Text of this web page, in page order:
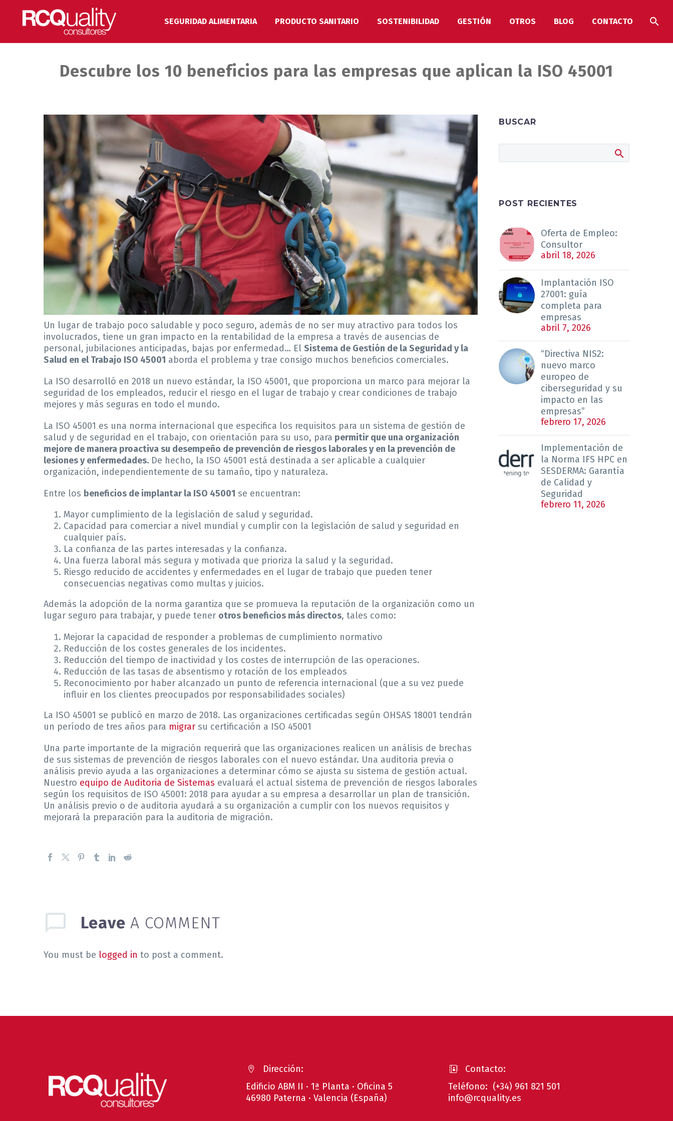
SEGURIDAD ALIMENTARIA PRODUCTO SANITARIO SOSTENIBILIDAD GESTIÓN OTROS BLOG CONTACTO
Descubre los 10 beneficios para las empresas que aplican la ISO 45001
Un lugar de trabajo poco saludable y poco seguro, además de no ser muy atractivo para todos los
involucrados, tiene un gran impacto en la rentabilidad de la empresa a través de ausencias de
personal, jubilaciones anticipadas, bajas por enfermedad… El Sistema de Gestión de la Seguridad y la
Salud en el Trabajo ISO 45001 aborda el problema y trae consigo muchos beneficios comerciales.
La ISO desarrolló en 2018 un nuevo estándar, la ISO 45001, que proporciona un marco para mejorar la
seguridad de los empleados, reducir el riesgo en el lugar de trabajo y crear condiciones de trabajo
mejores y más seguras en todo el mundo.
La ISO 45001 es una norma internacional que especifica los requisitos para un sistema de gestión de
salud y de seguridad en el trabajo, con orientación para su uso, para permitir que una organización
mejore de manera proactiva su desempeño de prevención de riesgos laborales y en la prevención de
lesiones y enfermedades. De hecho, la ISO 45001 está destinada a ser aplicable a cualquier
organización, independientemente de su tamaño, tipo y naturaleza.
Entre los beneficios de implantar la ISO 45001 se encuentran:
Mayor cumplimiento de la legislación de salud y seguridad.
Capacidad para comerciar a nivel mundial y cumplir con la legislación de salud y seguridad en
cualquier país.
La confianza de las partes interesadas y la confianza.
Una fuerza laboral más segura y motivada que prioriza la salud y la seguridad.
Riesgo reducido de accidentes y enfermedades en el lugar de trabajo que pueden tener
consecuencias negativas como multas y juicios.
Además la adopción de la norma garantiza que se promueva la reputación de la organización como un
lugar seguro para trabajar, y puede tener otros beneficios más directos, tales como:
Mejorar la capacidad de responder a problemas de cumplimiento normativo
Reducción de los costes generales de los incidentes.
Reducción del tiempo de inactividad y los costes de interrupción de las operaciones.
Reducción de las tasas de absentismo y rotación de los empleados
Reconocimiento por haber alcanzado un punto de referencia internacional (que a su vez puede
influir en los clientes preocupados por responsabilidades sociales)
La ISO 45001 se publicó en marzo de 2018. Las organizaciones certificadas según OHSAS 18001 tendrán
un período de tres años para migrar su certificación a ISO 45001
Una parte importante de la migración requerirá que las organizaciones realicen un análisis de brechas
de sus sistemas de prevención de riesgos laborales con el nuevo estándar. Una auditoria previa o
análisis previo ayuda a las organizaciones a determinar cómo se ajusta su sistema de gestión actual.
Nuestro equipo de Auditoria de Sistemas evaluará el actual sistema de prevención de riesgos laborales
según los requisitos de ISO 45001: 2018 para ayudar a su empresa a desarrollar un plan de transición.
Un análisis previo o de auditoria ayudará a su organización a cumplir con los nuevos requisitos y
mejorará la preparación para la auditoria de migración.
Leave A COMMENT
You must be logged in to post a comment.
BUSCAR
POST RECIENTES
Oferta de Empleo:
Consultor
abril 18, 2026
Implantación ISO
27001: guía
completa para
empresas
abril 7, 2026
“Directiva NIS2:
nuevo marco
europeo de
ciberseguridad y su
impacto en las
empresas”
febrero 17, 2026
Implementación de
la Norma IFS HPC en
SESDERMA: Garantía
de Calidad y
Seguridad
febrero 11, 2026


Dirección:
Edificio ABM II · 1ª Planta · Oficina 5
46980 Paterna · Valencia (España)


Contacto:
Teléfono: (+34) 961 821 501
info@rcquality.es